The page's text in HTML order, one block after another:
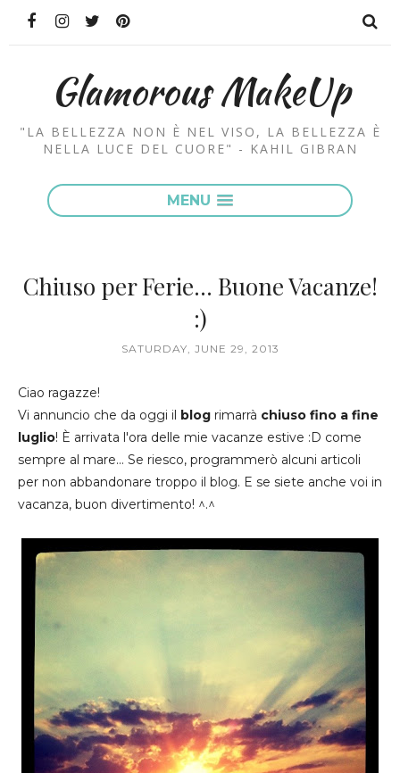
Glamorous MakeUp
"LA BELLEZZA NON È NEL VISO, LA BELLEZZA È
NELLA LUCE DEL CUORE" - KAHIL GIBRAN
MENU
Chiuso per Ferie... Buone Vacanze!
:)
SATURDAY, JUNE 29, 2013
Ciao ragazze!
Vi annuncio che da oggi il blog rimarrà chiuso fino a fine
luglio! È arrivata l'ora delle mie vacanze estive :D come
sempre al mare... Se riesco, programmerò alcuni articoli
per non abbandonare troppo il blog. E se siete anche voi in
vacanza, buon divertimento! ^.^